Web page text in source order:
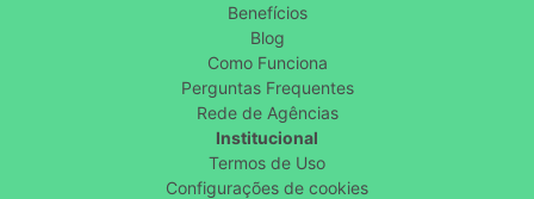
Benefícios
Blog
Como Funciona
Perguntas Frequentes
Rede de Agências
Institucional
Termos de Uso
Configurações de cookies